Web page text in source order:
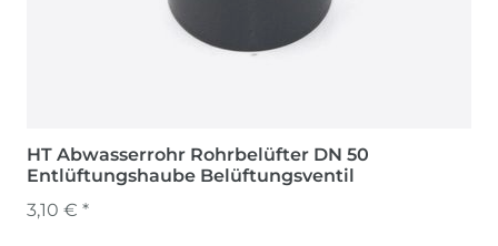
HT Abwasserrohr Rohrbelüfter DN 50
Entlüftungshaube Belüftungsventil
3,10 € *